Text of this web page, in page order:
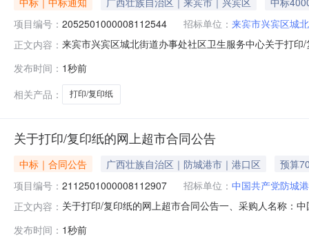
项目编号： 2052501000008112544 招标单位： 来宾市兴宾区城
正文内容： 来宾市兴宾区城北街道办事处社区卫生服务中心关于打
采购项目采购项目项目编号:2052501000008112544项
发布时间： 1秒前
相关产品：
打印/复印纸
关于打印/复印纸的网上超市合同公告
中标｜合同公告 广西壮族自治区｜防城港市｜港口区
预算
项目编号： 2112501000008112907 招标单位： 中国共产党防城
正文内容： 关于打印/复印纸的网上超市合同公告一、采购人名称：
兴纸业蓝高美a480g8包打印/复印纸安兴纸业/
发布时间： 1秒前